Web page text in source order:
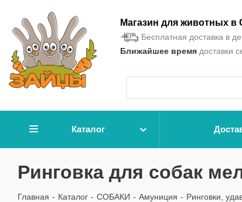
Магазин для животных в
Бесплатная доставка в
Ближайшее время доставки
Каталог
Ринговка для собак
Главная - Каталог - СОБАКИ - Амуниция - Ринговки,